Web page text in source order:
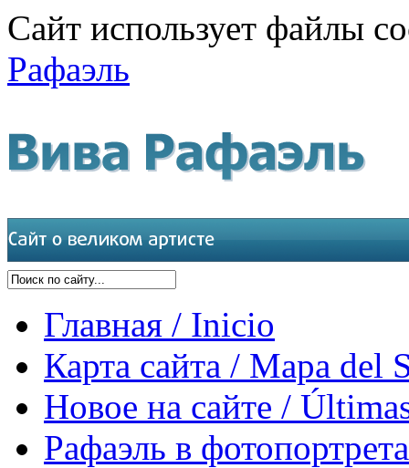
Сайт использует файлы
Рафаэль
Главная / Inicio
Карта сайта / Mapa del
Новое на сайте /
Рафаэль в